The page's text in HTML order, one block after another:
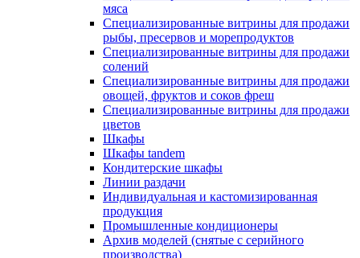
мяса
Специализированные витрины для продажи
рыбы, пресервов и морепродуктов
Специализированные витрины для продажи
солений
Специализированные витрины для продажи
овощей, фруктов и соков фреш
Специализированные витрины для продажи
цветов
Шкафы
Шкафы tandem
Кондитерские шкафы
Линии раздачи
Индивидуальная и кастомизированная
продукция
Промышленные кондиционеры
Архив моделей (снятые с серийного
производства)